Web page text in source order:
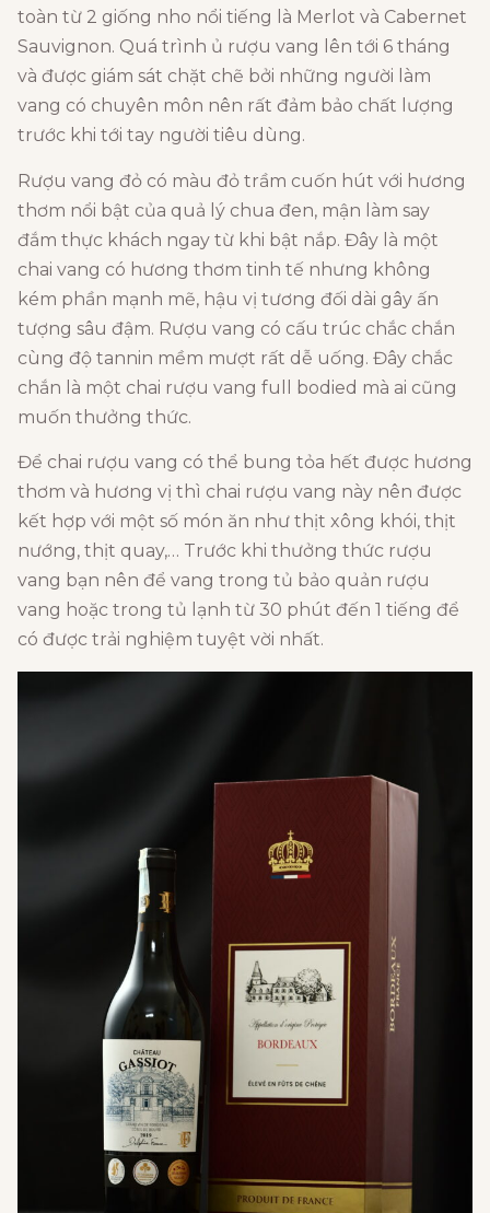
toàn từ 2 giống nho nổi tiếng là Merlot và Cabernet
Sauvignon. Quá trình ủ rượu vang lên tới 6 tháng
và được giám sát chặt chẽ bởi những người làm
vang có chuyên môn nên rất đảm bảo chất lượng
trước khi tới tay người tiêu dùng.
Rượu vang đỏ có màu đỏ trầm cuốn hút với hương
thơm nổi bật của quả lý chua đen, mận làm say
đắm thực khách ngay từ khi bật nắp. Đây là một
chai vang có hương thơm tinh tế nhưng không
kém phần mạnh mẽ, hậu vị tương đối dài gây ấn
tượng sâu đậm. Rượu vang có cấu trúc chắc chắn
cùng độ tannin mềm mượt rất dễ uống. Đây chắc
chắn là một chai rượu vang full bodied mà ai cũng
muốn thưởng thức.
Để chai rượu vang có thể bung tỏa hết được hương
thơm và hương vị thì chai rượu vang này nên được
kết hợp với một số món ăn như thịt xông khói, thịt
nướng, thịt quay,… Trước khi thưởng thức rượu
vang bạn nên để vang trong tủ bảo quản rượu
vang hoặc trong tủ lạnh từ 30 phút đến 1 tiếng để
có được trải nghiệm tuyệt vời nhất.